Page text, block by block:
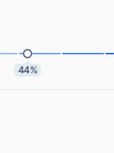
44%